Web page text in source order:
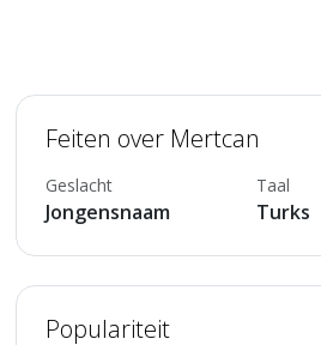
Feiten over Mertcan
Geslacht
Jongensnaam
Taal
Turks
Populariteit